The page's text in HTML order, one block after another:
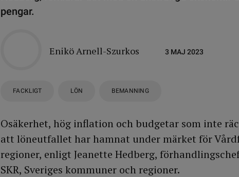
pengar.
Enikö Arnell-Szurkos 3 MAJ 2023
FACKLIGT LÖN BEMANNING
Osäkerhet, hög inflation och budgetar som inte
att löneutfallet har hamnat under märket för
regioner, enligt Jeanette Hedberg,
SKR, Sveriges kommuner och regioner.